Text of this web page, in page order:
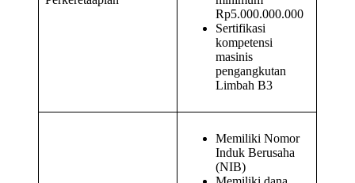
Rp5.000.000.000
Sertifikasi
kompetensi
masinis
pengangkutan
Limbah B3
Memiliki Nomor
Induk Berusaha
(NIB)